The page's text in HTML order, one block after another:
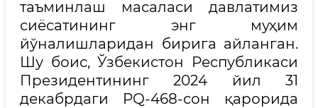
таъминлаш масаласи давлатимиз
сиёсатининг энг муҳим
йўналишларидан бирига айланган.
Шу боис, Ўзбекистон Республикаси
Президентининг 2024 йил 31
декабрдаги PQ-468-сон қарорида